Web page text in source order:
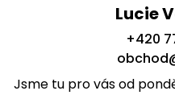
Lucie
+420
Jsme tu pro vás od